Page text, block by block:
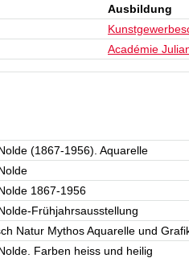
Ausbildung
Académie
(1867-1956). Aquarelle
1867-1956
Frühjahrsausstellung
Natur Mythos Aquarelle und
Farben heiss und heilig